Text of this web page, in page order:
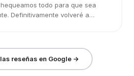
todo para que sea
Definitivamente volveré a
reseñas en Google →